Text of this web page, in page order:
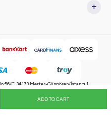
ADD TO CART
C 34173 Merter-Güngören/İstanbul